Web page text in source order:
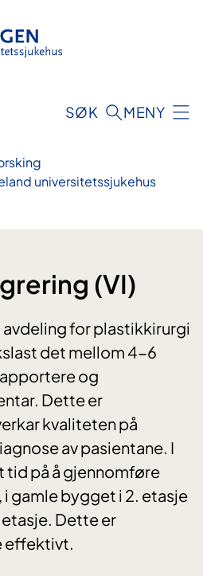
SØK MENY
universitetssjukehus
(VI)
for plastikkirurgi
det mellom 4-6
og
Dette er
kvaliteten på
av pasientane. I
på å gjennomføre
gamle bygget i 2. etasje
Dette er
effektivt.